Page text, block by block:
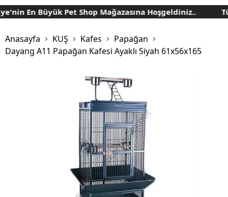
En Büyük Pet Shop Mağazasına Hoşgeldiniz..
Anasayfa KUŞ Kafes
Papağan
Dayang A11 Papağan Kafesi Ayaklı Siyah 61x56x165